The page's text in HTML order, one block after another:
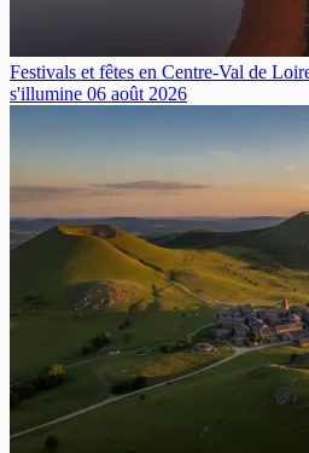
Festivals et fêtes en Centre-Val de
s'illumine 06 août 2026